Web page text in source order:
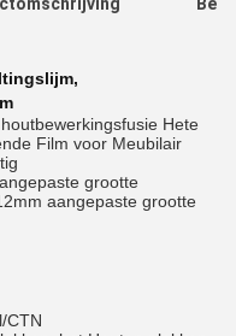
,
Hete
Film voor Meubilair
grootte
aangepaste grootte
CTN